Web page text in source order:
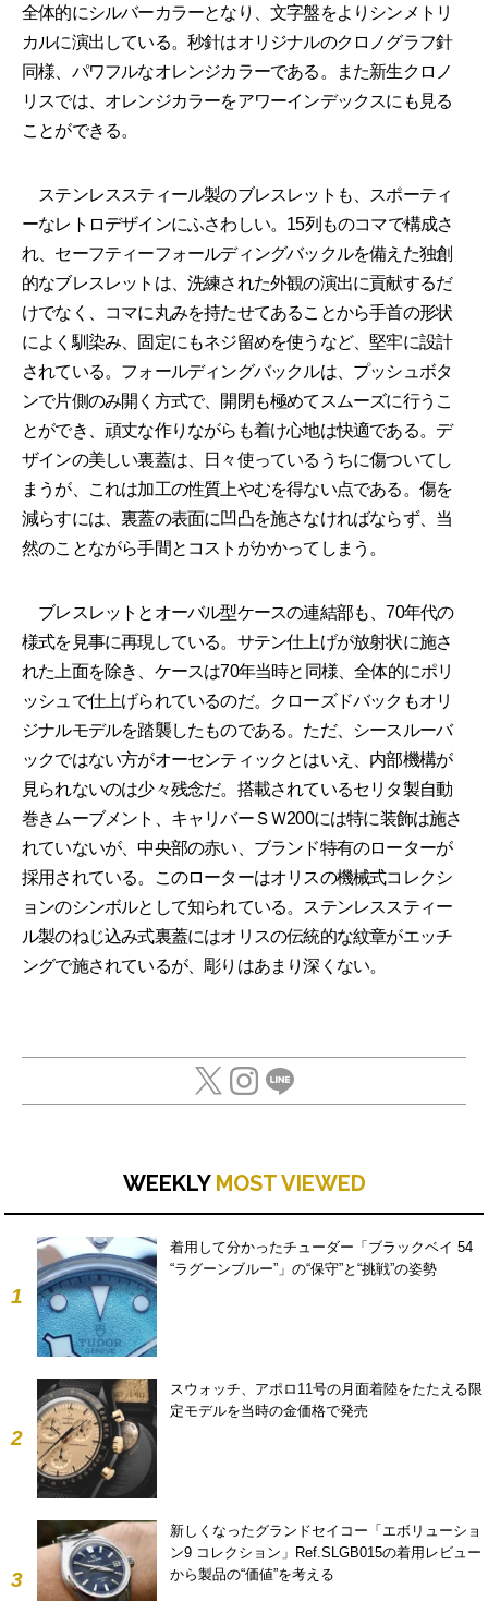
全体的にシルバーカラーとなり、文字盤をよりシンメトリ
カルに演出している。秒針はオリジナルのクロノグラフ針
同様、パワフルなオレンジカラーである。また新生クロノ
リスでは、オレンジカラーをアワーインデックスにも見る
ことができる。
ステンレススティール製のブレスレットも、スポーティ
ーなレトロデザインにふさわしい。15列ものコマで構成さ
れ、セーフティーフォールディングバックルを備えた独創
的なブレスレットは、洗練された外観の演出に貢献するだ
けでなく、コマに丸みを持たせてあることから手首の形状
によく馴染み、固定にもネジ留めを使うなど、堅牢に設計
されている。フォールディングバックルは、プッシュボタ
ンで片側のみ開く方式で、開閉も極めてスムーズに行うこ
とができ、頑丈な作りながらも着け心地は快適である。デ
ザインの美しい裏蓋は、日々使っているうちに傷ついてし
まうが、これは加工の性質上やむを得ない点である。傷を
減らすには、裏蓋の表面に凹凸を施さなければならず、当
然のことながら手間とコストがかかってしまう。
ブレスレットとオーバル型ケースの連結部も、70年代の
様式を見事に再現している。サテン仕上げが放射状に施さ
れた上面を除き、ケースは70年当時と同様、全体的にポリ
ッシュで仕上げられているのだ。クローズドバックもオリ
ジナルモデルを踏襲したものである。ただ、シースルーバ
ックではない方がオーセンティックとはいえ、内部機構が
見られないのは少々残念だ。搭載されているセリタ製自動
巻きムーブメント、キャリバーＳＷ200には特に装飾は施さ
れていないが、中央部の赤い、ブランド特有のローターが
採用されている。このローターはオリスの機械式コレクシ
ョンのシンボルとして知られている。ステンレススティー
ル製のねじ込み式裏蓋にはオリスの伝統的な紋章がエッチ
ングで施されているが、彫りはあまり深くない。
WEEKLY MOST VIEWED
1
着用して分かったチューダー「ブラックベイ 54
“ラグーンブルー”」の“保守”と“挑戦”の姿勢
2
スウォッチ、アポロ11号の月面着陸をたたえる限
定モデルを当時の金価格で発売
3
新しくなったグランドセイコー「エボリューショ
ン9 コレクション」Ref.SLGB015の着用レビュー
から製品の“価値”を考える